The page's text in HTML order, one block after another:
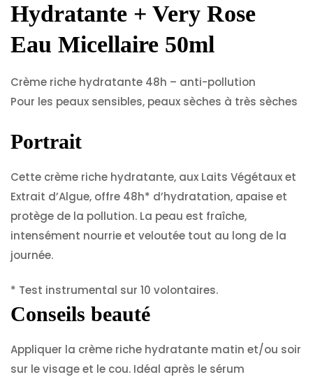
Hydratante + Very Rose
Eau Micellaire 50ml
Crème riche hydratante 48h – anti-pollution
Pour les peaux sensibles, peaux sèches à très sèches
Portrait
Cette crème riche hydratante, aux Laits Végétaux et
Extrait d’Algue, offre 48h* d’hydratation, apaise et
protège de la pollution. La peau est fraîche,
intensément nourrie et veloutée tout au long de la
journée.
* Test instrumental sur 10 volontaires.
Conseils beauté
Appliquer la crème riche hydratante matin et/ou soir
sur le visage et le cou. Idéal après le sérum